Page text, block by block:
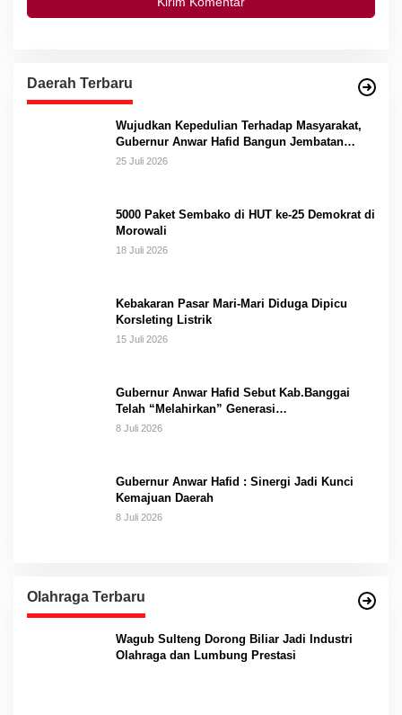
Daerah Terbaru
Wujudkan Kepedulian Terhadap Masyarakat,
Gubernur Anwar Hafid Bangun Jembatan
Gantung Masungkang dengan Dana Pribadi
25 Juli 2026
5000 Paket Sembako di HUT ke-25 Demokrat di
Morowali
18 Juli 2026
Kebakaran Pasar Mari-Mari Diduga Dipicu
Korsleting Listrik
15 Juli 2026
Gubernur Anwar Hafid Sebut Kab.Banggai
Telah “Melahirkan” Generasi…
8 Juli 2026
Gubernur Anwar Hafid : Sinergi Jadi Kunci
Kemajuan Daerah
8 Juli 2026
Olahraga Terbaru
Wagub Sulteng Dorong Biliar Jadi Industri
Olahraga dan Lumbung Prestasi